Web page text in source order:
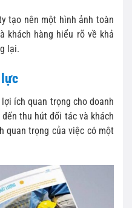
tạo nên một hình ảnh toàn
khách hàng hiểu rõ về khả
lại.
lực
ích quan trọng cho doanh
thu hút đối tác và khách
quan trọng của việc có một